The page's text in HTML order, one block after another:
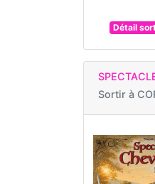
Détail
Sortir à